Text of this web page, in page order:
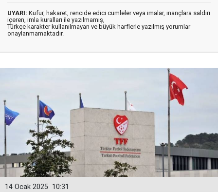
UYARI: Küfür, hakaret, rencide edici cümleler veya imalar, inançlara saldırı
içeren, imla kuralları ile yazılmamış,
Türkçe karakter kullanılmayan ve büyük harflerle yazılmış yorumlar
onaylanmamaktadır.
10:31
14 Ocak 2025